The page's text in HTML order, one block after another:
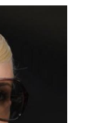
Прическа в дорогу
Простые прически